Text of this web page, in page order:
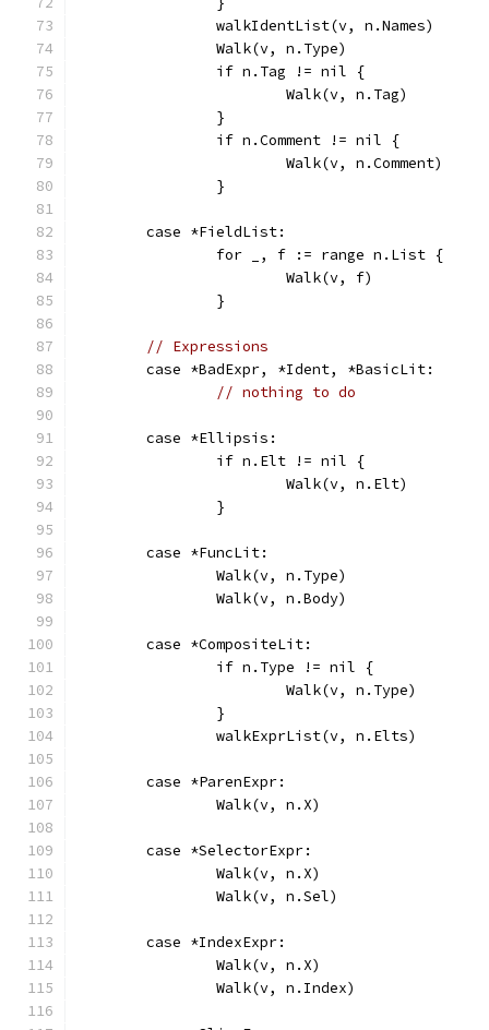
		walkIdentList(v, n.Names)
		Walk(v, n.Type)
		if n.Tag != nil {
			Walk(v, n.Tag)
		}
		if n.Comment != nil {
			Walk(v, n.Comment)
		}
	case *FieldList:
		for _, f := range n.List {
			Walk(v, f)
		}
// Expressions
	case *BadExpr, *Ident, *BasicLit:
// nothing to do
	case *Ellipsis:
		if n.Elt != nil {
			Walk(v, n.Elt)
		}
	case *FuncLit:
		Walk(v, n.Type)
		Walk(v, n.Body)
	case *CompositeLit:
		if n.Type != nil {
			Walk(v, n.Type)
		}
		walkExprList(v, n.Elts)
	case *ParenExpr:
		Walk(v, n.X)
	case *SelectorExpr:
		Walk(v, n.X)
		Walk(v, n.Sel)
	case *IndexExpr:
		Walk(v, n.X)
		Walk(v, n.Index)